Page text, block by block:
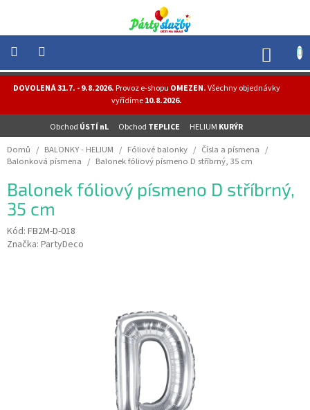
obsah
DOVOLENÁ 31.7. - 9.8.2026.Provoz e-shopu OMEZEN.Všechny objednávky
vyřídíme10.8.2026.
Obchod ÚSTÍ nL Obchod TEPLICE HELIUM KURÝR
NOVINKY
HELIUM
-
OSLAVY
MASKY
-
KOSTÝMY
Domů / BALONKY - HELIUM / Fóliové balonky / Čísla a písmena /
Balonková písmena / Balonek fóliový písmeno D stříbrný, 35 cm
Balonek fóliový písmeno D stříbrný,
35 cm
Kód: FB2M-D-018
Značka: PartyDeco